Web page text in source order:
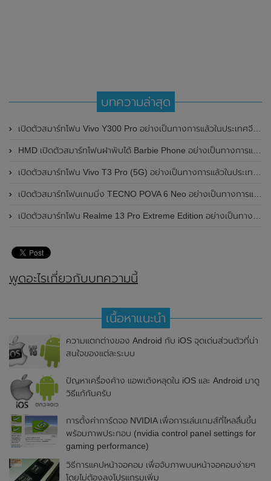
บทความล่าสุด
เปิดตัวสมาร์ทโฟน Vivo Y300 Pro อย่างเป็นทางการแล้วในประเทศจีน มาพร้อมดีไซน์พรีเมี่ยม ทนทาน และแบตเตอรี่สุดอึดขนาดใหญ่ 6,500mAh พร้อมรองรับการชาร์จไว 80W
HMD เปิดตัวสมาร์ทโฟนฝาพับได้ Barbie Phone อย่างเป็นทางการแล้ว มาพร้อมธีมสีชมพูสดใส
เปิดตัวสมาร์ทโฟน Vivo T3 Pro (5G) อย่างเป็นทางการแล้วในประเทศอินเดีย
เปิดตัวสมาร์ทโฟนเกมมิ่ง TECNO POVA 6 Neo อย่างเป็นทางการแล้วในประเทศไทย ในราคา 8,499 บาท
เปิดตัวสมาร์ทโฟน Realme 13 Pro Extreme Edition อย่างเป็นทางการแล้วในประเทศจีน
พูดอะไรเกี่ยวกับบทความนี้
เนื้อหาแนะนำ
ความแตกต่างของ Android กับ iOS จุดเด่นส่วนตัวที่น่า
สนใจของแต่ละระบบ
ปัญหาเครื่องค้าง แอพเด้งหลุดใน iOS และ Android มาดู
วิธีแก้กันครับ
การตั้งค่าการ์ดจอ NVIDIA เพื่อการเล่นเกมส์ที่ไหลลื่นขึ้น
พร้อมภาพประกอบ (nvidia control panel settings for
gaming performance)
วิธีการแคปหน้าจอคอม เพื่อจับภาพบนหน้าจอคอมง่ายๆ
โดยไม่ต้องลงโปรแกรมเพิ่ม